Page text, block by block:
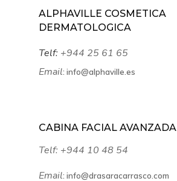
ALPHAVILLE COSMETICA
DERMATOLOGICA
Telf: +944 25 61 65
Email: info@alphaville.es
CABINA FACIAL AVANZADA
Telf: +944 10 48 54
Email: info@drasaracarrasco.com